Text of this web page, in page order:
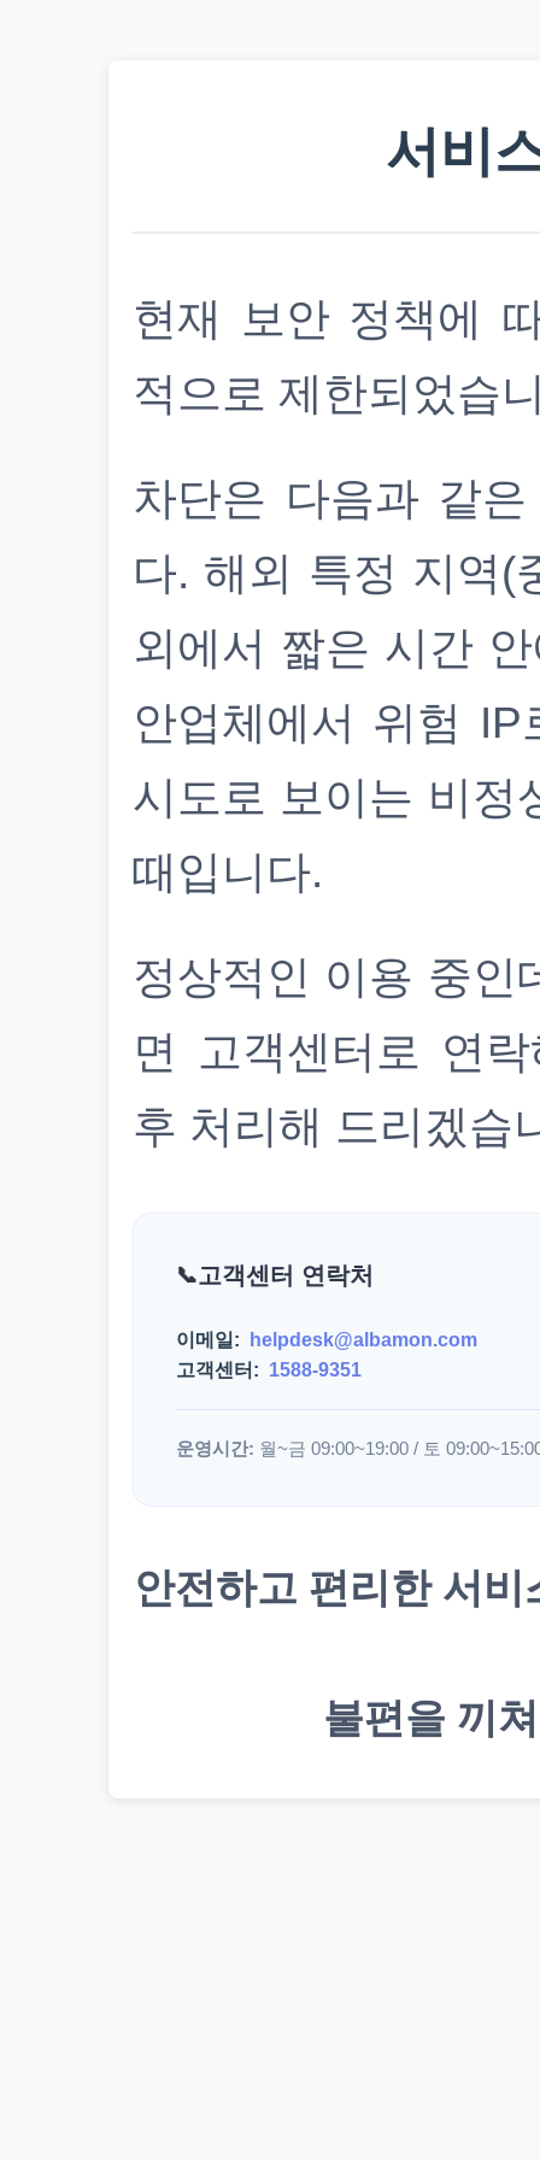
서비
현재 보안 정책에
적으로 제한되었습
차단은 다음과 같
다. 해외 특정 지역(
외에서 짧은 시간
안업체에서 위험
시도로 보이는 비정
때입니다.
정상적인 이용 중인
면 고객센터로 연
후 처리해 드리겠습
고객센터 연락처
이메일:
helpdesk@albamon.com
고객센터: 1588-9351
운영시간: 월~금 09:00~19:00 / 토
안전하고 편리한 서
불편을 끼